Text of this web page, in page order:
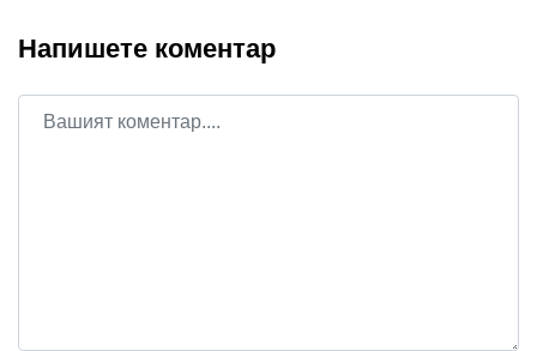
Напишете коментар